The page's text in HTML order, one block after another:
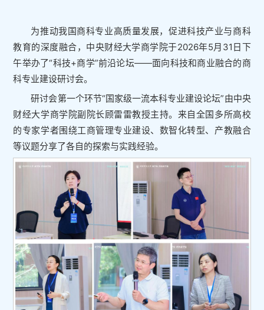
为推动我国商科专业高质量发展，促进科技产业与商科
教育的深度融合，中央财经大学商学院于2026年5月31日下
午举办了“科技+商学”前沿论坛——面向科技和商业融合的商
科专业建设研讨会。
研讨会第一个环节“国家级一流本科专业建设论坛”由中央
财经大学商学院副院长顾雷雷教授主持。来自全国多所高校
的专家学者围绕工商管理专业建设、数智化转型、产教融合
等议题分享了各自的探索与实践经验。